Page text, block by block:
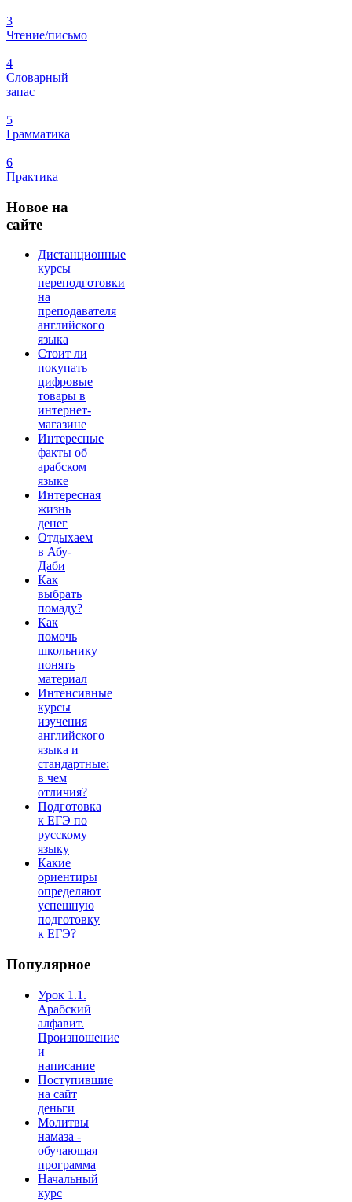
3
Чтение/письмо
4
Словарный
запас
5
Грамматика
6
Практика
Новое на
сайте
Дистанционные
курсы
переподготовки
на
преподавателя
английского
языка
Стоит ли
покупать
цифровые
товары в
интернет-
магазине
Интересные
факты об
арабском
языке
Интересная
жизнь
денег
Отдыхаем
в Абу-
Даби
Как
выбрать
помаду?
Как
помочь
школьнику
понять
материал
Интенсивные
курсы
изучения
английского
языка и
стандартные:
в чем
отличия?
Подготовка
к ЕГЭ по
русскому
языку
Какие
ориентиры
определяют
успешную
подготовку
к ЕГЭ?
Популярное
Урок 1.1.
Арабский
алфавит.
Произношение
и
написание
Поступившие
на сайт
деньги
Молитвы
намаза -
обучающая
программа
Начальный
курс